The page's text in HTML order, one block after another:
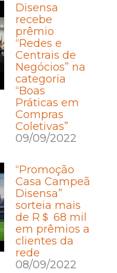
Disensa
recebe
prêmio
“Redes e
Centrais de
Negócios” na
categoria
“Boas
Práticas em
Compras
Coletivas”
09/09/2022
“Promoção
Casa Campeã
Disensa”
sorteia mais
de R＄ 68 mil
em prêmios a
clientes da
rede
08/09/2022